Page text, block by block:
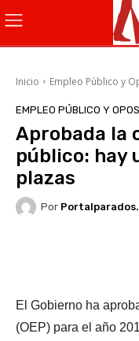
Inicio Empleo Público y
EMPLEO PÚBLICO Y
Aprobada la
público: hay
plazas
Por
El Gobierno ha
(OEP) para el año